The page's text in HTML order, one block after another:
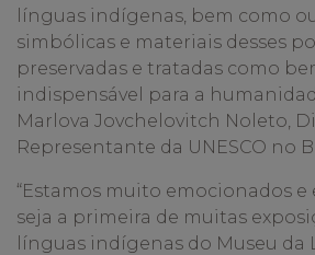
línguas indígenas, bem como
simbólicas e materiais desses
preservadas e tratadas como
indispensável para a
Marlova Jovchelovitch Noleto ,
Representante da UNESCO no
“Estamos muito emocionados e
seja a primeira de muitas
línguas indígenas do Museu da